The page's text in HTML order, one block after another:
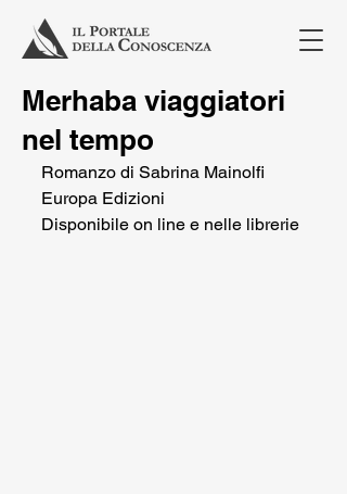
Merhaba viaggiatori
nel tempo
Romanzo di Sabrina Mainolfi
Europa Edizioni
Disponibile on line e nelle librerie